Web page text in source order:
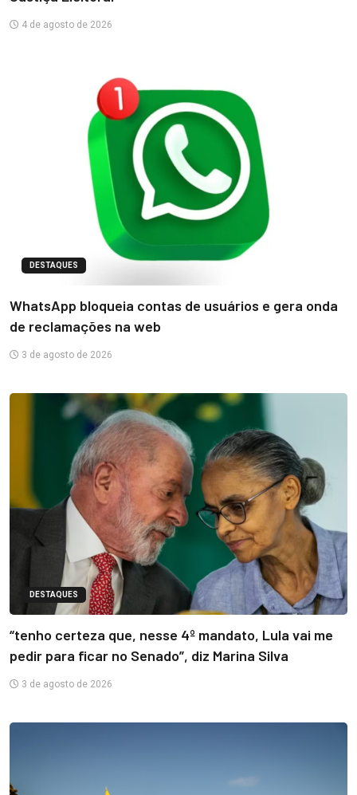
4 de agosto de 2026
DESTAQUES
WhatsApp bloqueia contas de usuários e gera onda
de reclamações na web
3 de agosto de 2026
DESTAQUES
“tenho certeza que, nesse 4º mandato, Lula vai me
pedir para ficar no Senado”, diz Marina Silva
3 de agosto de 2026